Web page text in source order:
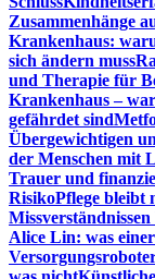
Zusammenhänge
Krankenhaus:
sich ändern muss
und Therapie für
Krankenhaus –
gefährdet sind
Übergewichtigen
der Menschen mit
Trauer und
RisikoPflege bleibt
Alice Lin: was